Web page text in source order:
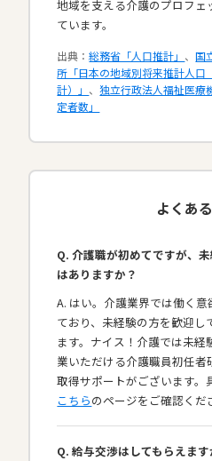
地域を支える介護のプロフ
ています。​
出典：総務省「人口推計」 、国
所「日本の地域別将来推計人口
計）」 、独立行政法人福祉医療
定者数」
よくあ
Q. 介護職が初めてですが、
はありますか？
A. はい。介護業界では働く
ており、未経験の方を歓迎し
ます。ナイス！介護では未
業いただける介護職員初任
取得サポートがございます。
こちらのページをご確認くだ
Q. 給与交渉はしてもらえます